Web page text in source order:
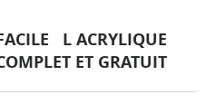
L ACRYLIQUE
ET GRATUIT